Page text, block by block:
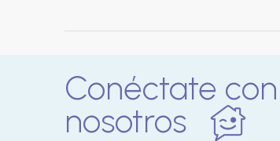
Conéctate con
nosotros